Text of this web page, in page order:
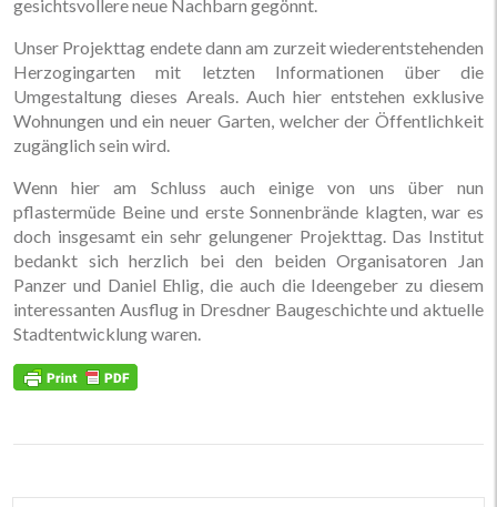
gesichtsvollere neue Nachbarn gegönnt.
Unser Projekttag endete dann am zurzeit wiederentstehenden
Herzogingarten mit letzten Informationen über die
Umgestaltung dieses Areals. Auch hier entstehen exklusive
Wohnungen und ein neuer Garten, welcher der Öffentlichkeit
zugänglich sein wird.
Wenn hier am Schluss auch einige von uns über nun
pflastermüde Beine und erste Sonnenbrände klagten, war es
doch insgesamt ein sehr gelungener Projekttag. Das Institut
bedankt sich herzlich bei den beiden Organisatoren Jan
Panzer und Daniel Ehlig, die auch die Ideengeber zu diesem
interessanten Ausflug in Dresdner Baugeschichte und aktuelle
Stadtentwicklung waren.